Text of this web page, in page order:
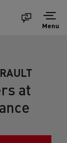
Menu
at